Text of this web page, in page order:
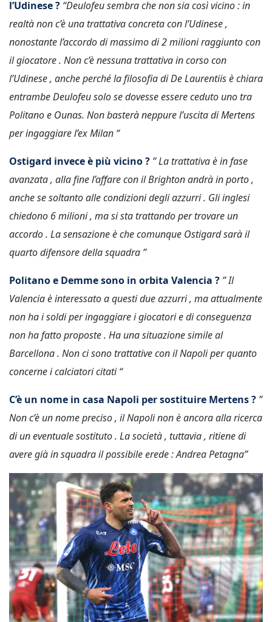
l’Udinese ? “Deulofeu sembra che non sia così vicino : in
realtà non c’è una trattativa concreta con l’Udinese ,
nonostante l’accordo di massimo di 2 milioni raggiunto con
il giocatore . Non c’è nessuna trattativa in corso con
l’Udinese , anche perché la filosofia di De Laurentiis è chiara
entrambe Deulofeu solo se dovesse essere ceduto uno tra
Politano e Ounas. Non basterà neppure l’uscita di Mertens
per ingaggiare l’ex Milan “
Ostigard invece è più vicino ? ” La trattativa è in fase
avanzata , alla fine l’affare con il Brighton andrà in porto ,
anche se soltanto alle condizioni degli azzurri . Gli inglesi
chiedono 6 milioni , ma si sta trattando per trovare un
accordo . La sensazione è che comunque Ostigard sarà il
quarto difensore della squadra ”
Politano e Demme sono in orbita Valencia ? ” Il
Valencia è interessato a questi due azzurri , ma attualmente
non ha i soldi per ingaggiare i giocatori e di conseguenza
non ha fatto proposte . Ha una situazione simile al
Barcellona . Non ci sono trattative con il Napoli per quanto
concerne i calciatori citati “
C’è un nome in casa Napoli per sostituire Mertens ? ”
Non c’è un nome preciso , il Napoli non è ancora alla ricerca
di un eventuale sostituto . La società , tuttavia , ritiene di
avere già in squadra il possibile erede : Andrea Petagna”